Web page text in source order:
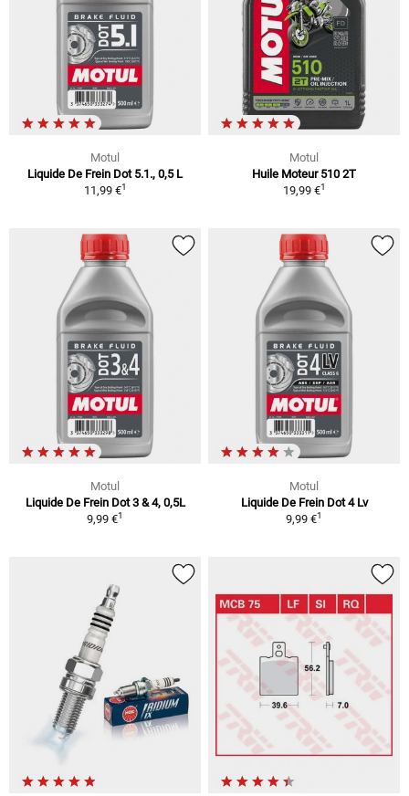
Motul
Liquide De Frein Dot 5.1., 0,5 L
11,99 €1
Motul
Huile Moteur 510 2T
19,99 €1
Motul
Liquide De Frein Dot 3 & 4, 0,5L
9,99 €1
Motul
Liquide De Frein Dot 4 Lv
9,99 €1